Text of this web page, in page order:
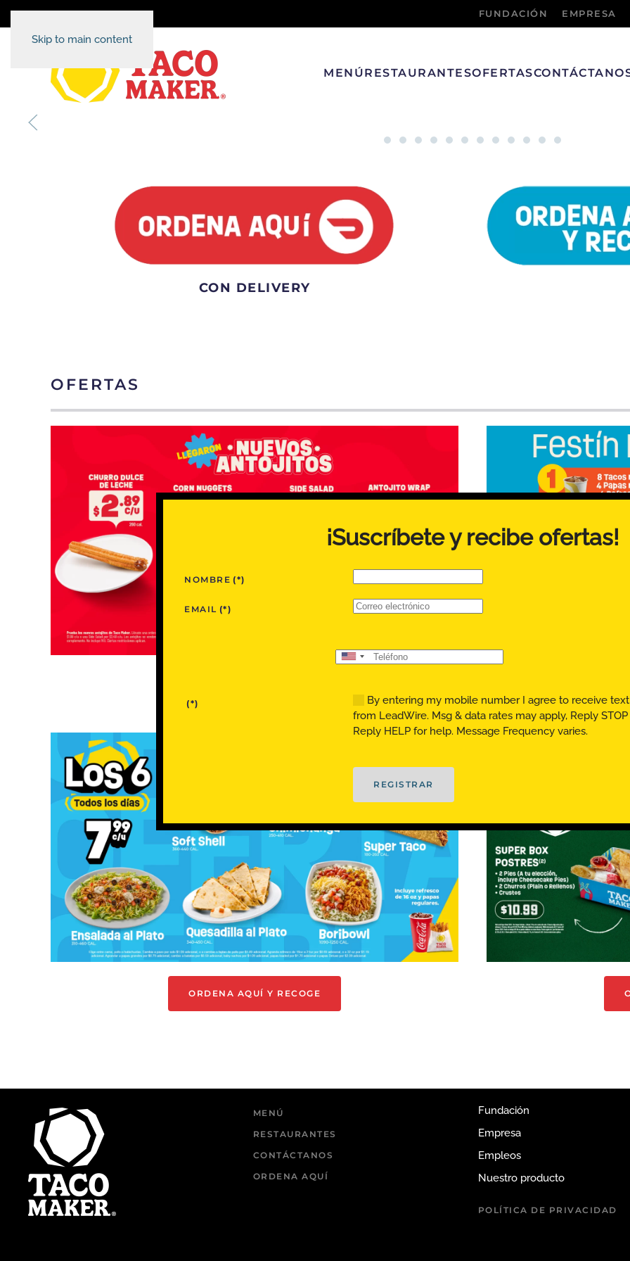
Skip to main content
FUNDACIÓN EMPRESA
MENÚRESTAURANTESOFERTAS
CON DELIVERY
OFERTAS
ORDENA AQUÍ Y RECOGE
MENÚ
RESTAURANTES
CONTÁCTANOS
ORDENA AQUÍ
Fundación
Empresa
Empleos
Nuestro producto
POLÍTICA DE PRIVACIDAD
¡Suscríbete y recibe ofertas!
NOMBRE (*)
EMAIL (*)
United
(*)
By entering my mobile number I agree to receive
from LeadWire. Msg & data rates may apply, Reply
Reply HELP for help. Message Frequency varies.
REGISTRAR